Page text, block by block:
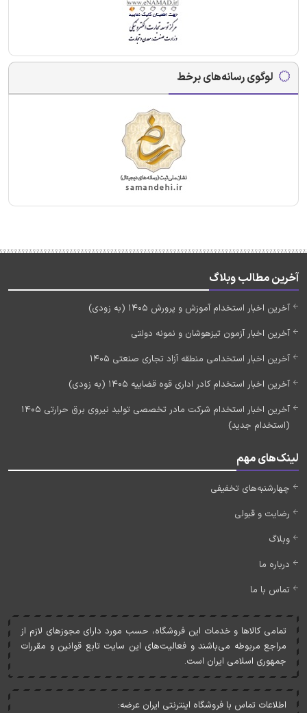
لوگوی رسانه‌های برخط
آخرین مطالب وبلاگ
آخرین اخبار استخدام آموزش و پرورش 1405 (به زودی)
آخرین اخبار آزمون تیزهوشان و نمونه دولتی
آخرین اخبار استخدامی منطقه آزاد تجاری صنعتی 1405
آخرین اخبار استخدام کادر اداری قوه قضاییه 1405 (به زودی)
آخرین اخبار استخدام شرکت مادر تخصصی تولید نیروی برق حرارتی 1405
(استخدام جدید)
لینک‌های مهم
چهارشنبه‌های تخفیفی
رضایت و قبولی
وبلاگ
درباره ما
تماس با ما
تمامی کالاها و خدمات اين فروشگاه، حسب مورد دارای مجوزهای لازم از
مراجع مربوطه می‌باشند و فعاليت‌های اين سايت تابع قوانين و مقررات
جمهوری اسلامی ايران است.
اطلاعات تماس با فروشگاه اینترنتی ایران عرضه: